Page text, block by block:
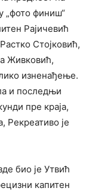
„фото финиш“
Рајичевић
Стојковић,
Живковић,
изненађење.
и последњи
пре краја,
Рекреативо је
био је Утвић
капитен